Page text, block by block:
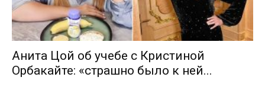
Анита Цой об учебе с Кристиной
Орбакайте: «страшно было к ней...